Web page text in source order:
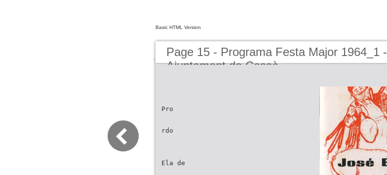
Basic HTML Version
Page 15 - Programa Festa Major 1964_1 -
Ajuntament de Cassà
Pro
rdo
Ela de